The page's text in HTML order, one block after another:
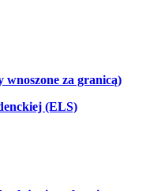
wnoszone za granicą)
(ELS)